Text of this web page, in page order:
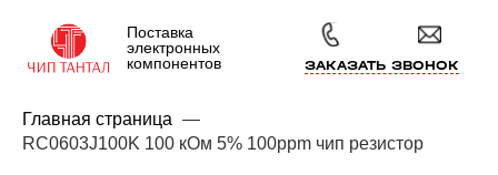
Поставка
электронных
компонентов
ЗАКАЗАТЬ ЗВОНОК
Главная страница —
RC0603J100K 100 кОм 5% 100ppm чип резистор